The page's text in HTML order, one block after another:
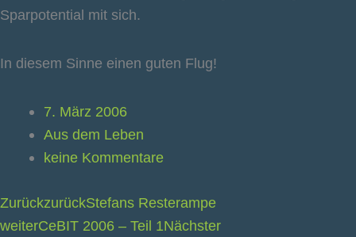
Sparpotential mit sich.
In diesem Sinne einen guten Flug!
7. März 2006
Aus dem Leben
keine Kommentare
ZurückzurückStefans Resterampe
weiterCeBIT 2006 – Teil 1Nächster